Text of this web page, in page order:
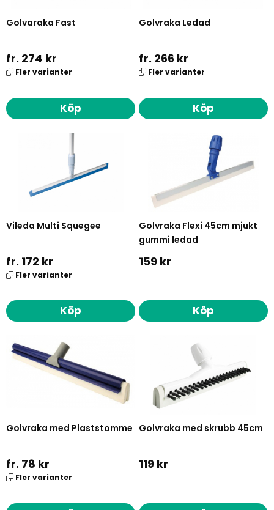
Golvaraka Fast
fr. 274 kr
Fler varianter
Köp
Golvraka Ledad
fr. 266 kr
Fler varianter
Köp
Vileda Multi Squegee
fr. 172 kr
Fler varianter
Köp
Golvraka Flexi 45cm mjukt
gummi ledad
159 kr
Köp
Golvraka med Plaststomme
fr. 78 kr
Fler varianter
Golvraka med skrubb 45cm
119 kr